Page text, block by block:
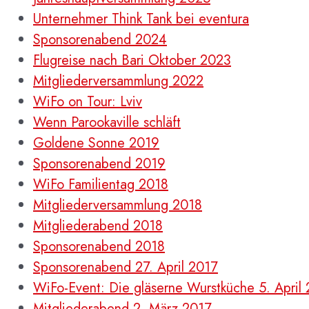
Unternehmer Think Tank bei eventura
Sponsorenabend 2024
Flugreise nach Bari Oktober 2023
Mitgliederversammlung 2022
WiFo on Tour: Lviv
Wenn Parookaville schläft
Goldene Sonne 2019
Sponsorenabend 2019
WiFo Familientag 2018
Mitgliederversammlung 2018
Mitgliederabend 2018
Sponsorenabend 2018
Sponsorenabend 27. April 2017
WiFo-Event: Die gläserne Wurstküche 5. April